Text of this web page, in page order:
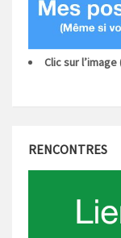
Clic sur
RENCONTRES